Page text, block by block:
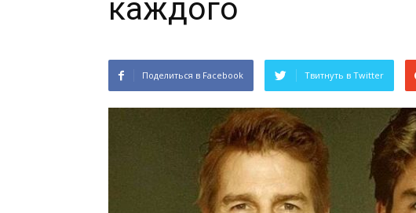
Бизнеса
каждого
Поделиться в Facebook Твитнуть в Twitter